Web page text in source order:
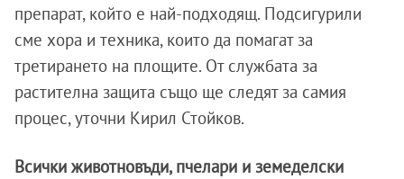
препарат, който е най-подходящ. Подсигурили
сме хора и техника, които да помагат за
третирането на площите. От службата за
растителна защита също ще следят за самия
процес, уточни Кирил Стойков.
Всички животновъди, пчелари и земеделски